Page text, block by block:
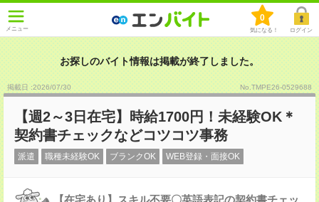
メニュー
0
気になる！ ログイン
お探しのバイト情報は掲載が終了しました。
掲載日 :2026/07/30 No.TMPE26-0529688
【週2～3日在宅】時給1700円！未経験OK＊
契約書チェックなどコツコツ事務
派遣 職種未経験OK ブランクOK WEB登録・面接OK
【在宅あり】スキル不要〇英語表記の契約書チェッ